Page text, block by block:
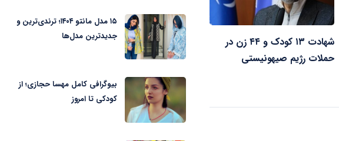
شهادت ۱۳ کودک و ۴۴ زن در
حملات رژیم صیهونیستی
۱۵ مدل مانتو ۱۴۰۴؛ ترندی‌ترین و
جدیدترین مدل‌ها
بیوگرافی کامل مهسا حجازی؛ از
کودکی تا امروز